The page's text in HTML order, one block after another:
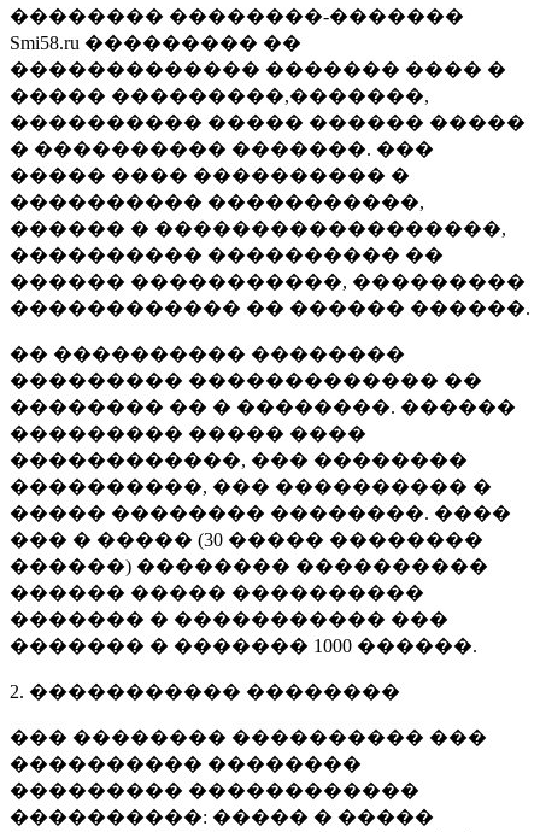
�������� ��������-�������
Smi58.ru ��������� ��
������������� ������� ���� �
����� ���������,�������,
���������� ����� ������ �����
� ���������� �������. ���
����� ���� ���������� �
���������� �����������,
������ � ������������������,
���������� ���������� ��
������ �����������, ���������
������������ �� ������ ������.
�� ���������� ��������
��������� ������������� ��
�������� �� � ��������. ������
��������� ����� ����
������������, ��� ��������
����������, ��� ���������� �
����� �������� ��������. ����
��� � ����� (30 ����� ��������
������) �������� ����������
������ ����� ����������
������� � ����������� ���
������� � ������� 1000 ������.
2. ����������� ��������
��� �������� ���������� ���
���������� ��������
��������� ������������
����������: ����� � �����